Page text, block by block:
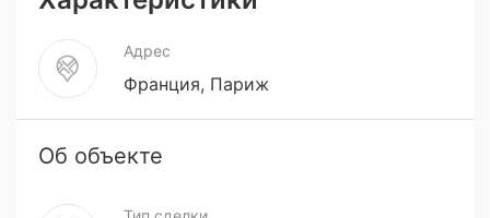
Адрес
Франция, Париж
Об объекте